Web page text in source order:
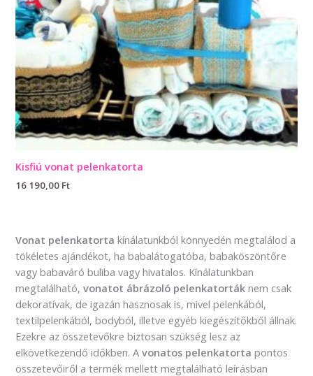
Kisfiú vonat pelenkatorta
16 190,00 Ft
Vonat pelenkatorta kínálatunkból könnyedén megtalálod a
tökéletes ajándékot, ha babalátogatóba, babaköszöntőre
vagy babaváró buliba vagy hivatalos. Kínálatunkban
megtalálható,vonatot ábrázoló pelenkatorták nem csak
dekoratívak, de igazán hasznosak is, mivel pelenkából,
textilpelenkából, bodyból, illetve egyéb kiegészítőkből állnak.
Ezekre az összetevőkre biztosan szükség lesz az
elkövetkezendő időkben. Avonatos pelenkatorta pontos
összetevőiről a termék mellett megtalálható leírásban